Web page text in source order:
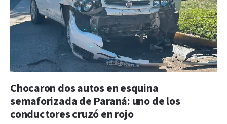
Chocaron dos autos en esquina
semaforizada de Paraná: uno de los
conductores cruzó en rojo